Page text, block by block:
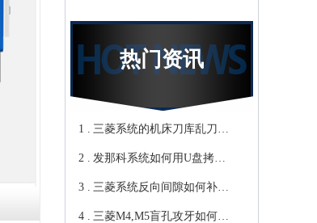
热门资讯
1 . 三菱系统的机床刀库乱刀，
CNC加工中心厂家教你轻松
归零-鸿天驰
2 . 发那科系统如何用U盘拷贝
加工程序？cnc立式加工中心
教你-鸿天驰
3 . 三菱系统反向间隙如何补
偿，数控cnc加工中心厂家来
4 . 三菱M4,M5盲孔攻牙如何设